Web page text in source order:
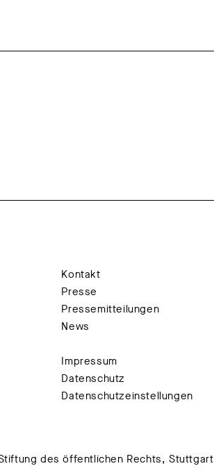
Kontakt
Presse
Pressemitteilungen
News
Impressum
Datenschutz
Datenschutzeinstellungen
des öffentlichen Rechts, Stuttgart